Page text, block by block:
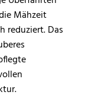
Mähzeit
reduziert. Das